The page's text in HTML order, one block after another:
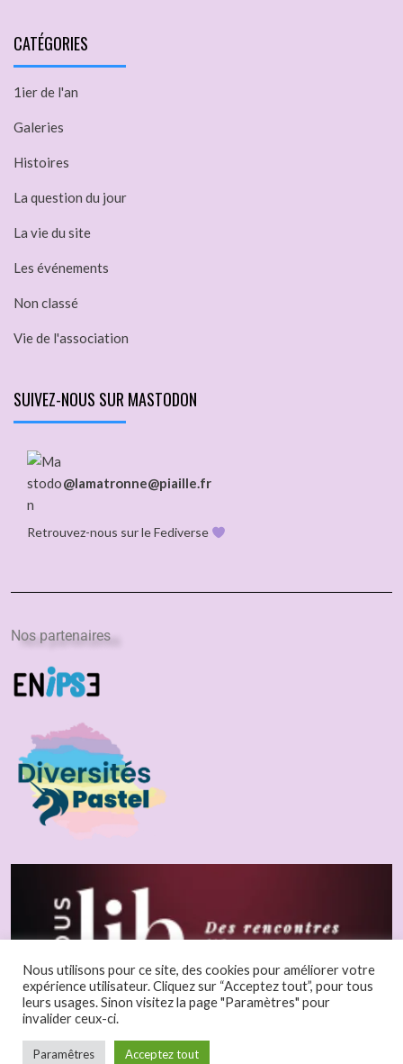
CATÉGORIES
1ier de l'an
Galeries
Histoires
La question du jour
La vie du site
Les événements
Non classé
Vie de l'association
SUIVEZ-NOUS SUR MASTODON
@lamatronne@piaille.fr
Retrouvez-nous sur le Fediverse
Nos partenaires
Nous utilisons pour ce site, des cookies pour améliorer votre
expérience utilisateur. Cliquez sur “Acceptez tout”, pour tous
leurs usages. Sinon visitez la page "Paramètres" pour
invalider ceux-ci.
Paramêtres Acceptez tout